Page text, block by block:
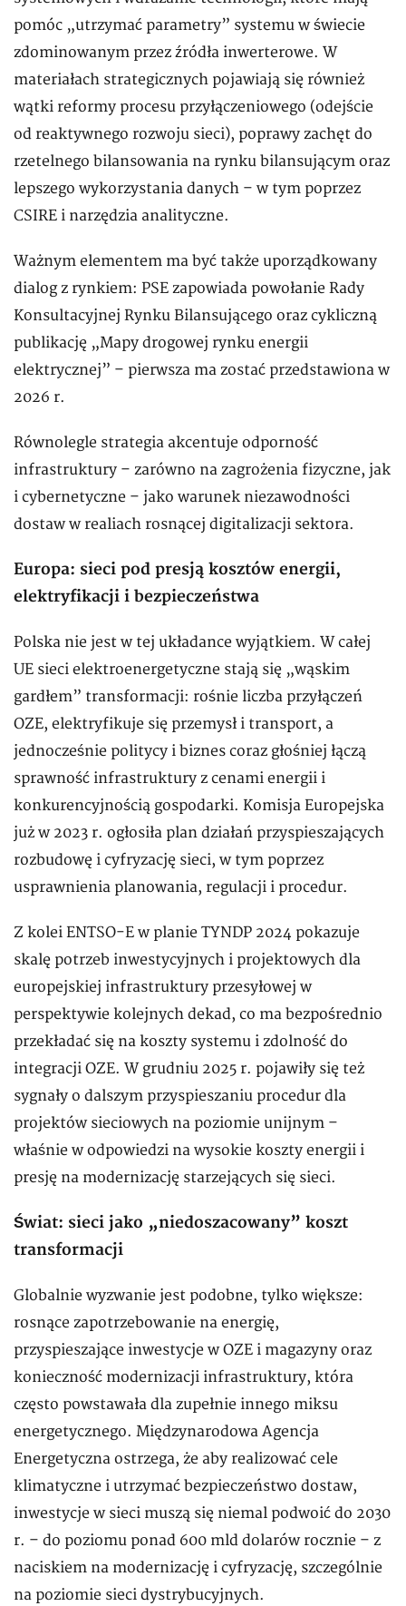
pomóc „utrzymać parametry” systemu w świecie
zdominowanym przez źródła inwerterowe. W
materiałach strategicznych pojawiają się również
wątki reformy procesu przyłączeniowego (odejście
od reaktywnego rozwoju sieci), poprawy zachęt do
rzetelnego bilansowania na rynku bilansującym oraz
lepszego wykorzystania danych – w tym poprzez
CSIRE i narzędzia analityczne.
Ważnym elementem ma być także uporządkowany
dialog z rynkiem: PSE zapowiada powołanie Rady
Konsultacyjnej Rynku Bilansującego oraz cykliczną
publikację „Mapy drogowej rynku energii
elektrycznej” – pierwsza ma zostać przedstawiona w
2026 r.
Równolegle strategia akcentuje odporność
infrastruktury – zarówno na zagrożenia fizyczne, jak
i cybernetyczne – jako warunek niezawodności
dostaw w realiach rosnącej digitalizacji sektora.
Europa: sieci pod presją kosztów energii,
elektryfikacji i bezpieczeństwa
Polska nie jest w tej układance wyjątkiem. W całej
UE sieci elektroenergetyczne stają się „wąskim
gardłem” transformacji: rośnie liczba przyłączeń
OZE, elektryfikuje się przemysł i transport, a
jednocześnie politycy i biznes coraz głośniej łączą
sprawność infrastruktury z cenami energii i
konkurencyjnością gospodarki. Komisja Europejska
już w 2023 r. ogłosiła plan działań przyspieszających
rozbudowę i cyfryzację sieci, w tym poprzez
usprawnienia planowania, regulacji i procedur.
Z kolei ENTSO-E w planie TYNDP 2024 pokazuje
skalę potrzeb inwestycyjnych i projektowych dla
europejskiej infrastruktury przesyłowej w
perspektywie kolejnych dekad, co ma bezpośrednio
przekładać się na koszty systemu i zdolność do
integracji OZE. W grudniu 2025 r. pojawiły się też
sygnały o dalszym przyspieszaniu procedur dla
projektów sieciowych na poziomie unijnym –
właśnie w odpowiedzi na wysokie koszty energii i
presję na modernizację starzejących się sieci.
Świat: sieci jako „niedoszacowany” koszt
transformacji
Globalnie wyzwanie jest podobne, tylko większe:
rosnące zapotrzebowanie na energię,
przyspieszające inwestycje w OZE i magazyny oraz
konieczność modernizacji infrastruktury, która
często powstawała dla zupełnie innego miksu
energetycznego. Międzynarodowa Agencja
Energetyczna ostrzega, że aby realizować cele
klimatyczne i utrzymać bezpieczeństwo dostaw,
inwestycje w sieci muszą się niemal podwoić do 2030
r. – do poziomu ponad 600 mld dolarów rocznie – z
naciskiem na modernizację i cyfryzację, szczególnie
na poziomie sieci dystrybucyjnych.